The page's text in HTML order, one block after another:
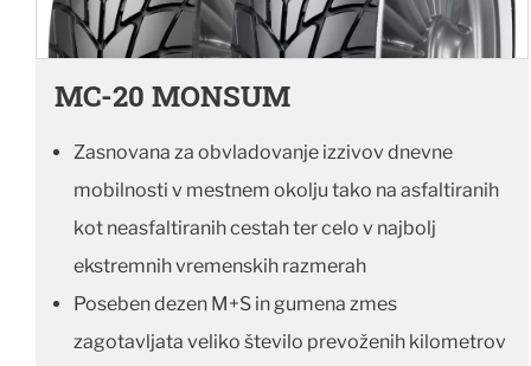
MC-20 MONSUM
Zasnovana za obvladovanje izzivov dnevne
mobilnosti v mestnem okolju tako na asfaltiranih
kot neasfaltiranih cestah ter celo v najbolj
ekstremnih vremenskih razmerah
Poseben dezen M+S in gumena zmes
zagotavljata veliko število prevoženih kilometrov